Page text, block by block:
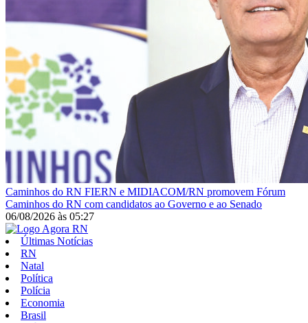
Caminhos do RN FIERN e MIDIACOM/RN promovem Fórum
Caminhos do RN com candidatos ao Governo e ao Senado
06/08/2026 às 05:27
Últimas Notícias
RN
Natal
Política
Polícia
Economia
Brasil